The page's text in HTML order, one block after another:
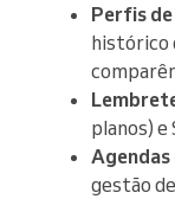
Perfis
histórico
planos) e
Agendas
gestão